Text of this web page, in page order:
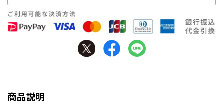
商品説明